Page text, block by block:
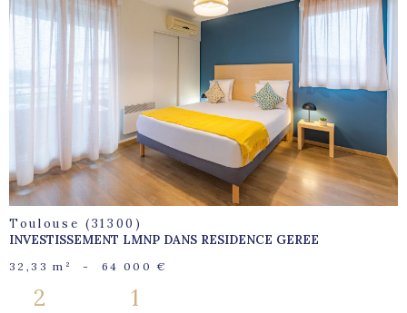
voir le
bien
Toulouse (31300)
INVESTISSEMENT LMNP DANS RESIDENCE GEREE
32,33 m² - 64 000 €
2 1